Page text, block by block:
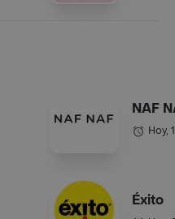
NAF
Hoy,
Éxito